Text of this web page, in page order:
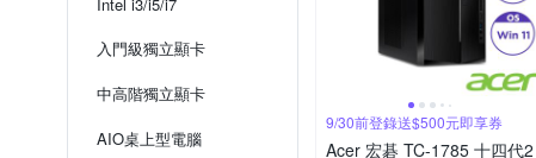
入門級獨立顯卡
中高階獨立顯卡
AIO桌上型電腦
9/30前登錄送$500元即享券
Acer 宏碁 TC-1785 十四代2